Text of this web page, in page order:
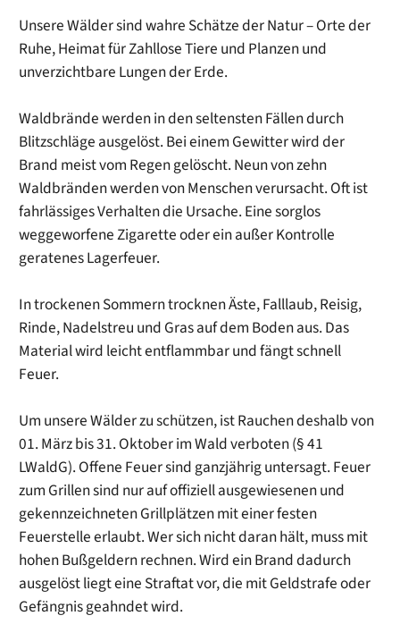
Unsere Wälder sind wahre Schätze der Natur – Orte der
Ruhe, Heimat für Zahllose Tiere und Planzen und
unverzichtbare Lungen der Erde.
Waldbrände werden in den seltensten Fällen durch
Blitzschläge ausgelöst. Bei einem Gewitter wird der
Brand meist vom Regen gelöscht. Neun von zehn
Waldbränden werden von Menschen verursacht. Oft ist
fahrlässiges Verhalten die Ursache. Eine sorglos
weggeworfene Zigarette oder ein außer Kontrolle
geratenes Lagerfeuer.
In trockenen Sommern trocknen Äste, Falllaub, Reisig,
Rinde, Nadelstreu und Gras auf dem Boden aus. Das
Material wird leicht entflammbar und fängt schnell
Feuer.
Um unsere Wälder zu schützen, ist Rauchen deshalb von
01. März bis 31. Oktober im Wald verboten (§ 41
LWaldG). Offene Feuer sind ganzjährig untersagt. Feuer
zum Grillen sind nur auf offiziell ausgewiesenen und
gekennzeichneten Grillplätzen mit einer festen
Feuerstelle erlaubt. Wer sich nicht daran hält, muss mit
hohen Bußgeldern rechnen. Wird ein Brand dadurch
ausgelöst liegt eine Straftat vor, die mit Geldstrafe oder
Gefängnis geahndet wird.